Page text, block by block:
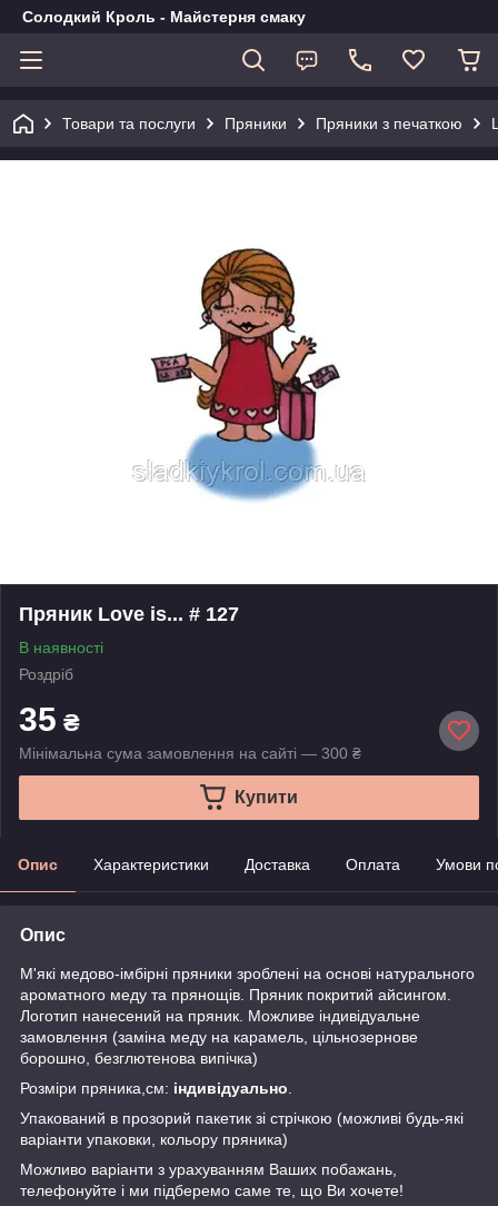
Солодкий Кроль - Майстерня смаку
Товари та послуги Пряники Пряники з печаткою
Пряник Love is... # 127
В наявності
Роздріб
35 ₴
Мінімальна сума замовлення на сайті — 300 ₴
Купити
Опис Характеристики Доставка Оплата Умови
Опис
М'які медово-імбірні пряники зроблені на основі натурального
ароматного меду та прянощів. Пряник покритий айсингом.
Логотип нанесений на пряник. Можливе індивідуальне
замовлення (заміна меду на карамель, цільнозернове
борошно, безглютенова випічка)
Розміри пряника,см: індивідуально
Упакований в прозорий пакетик зі стрічкою (можливі будь-які
варіанти упаковки, кольору пряника)
Можливо варіанти з урахуванням Ваших побажань,
телефонуйте і ми підберемо саме те, що Ви хочете!